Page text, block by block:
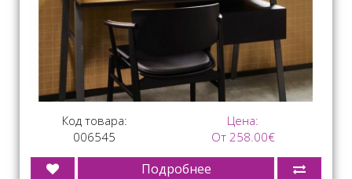
Код товара:
006545
Цена:
От 258.00€
Подробнее